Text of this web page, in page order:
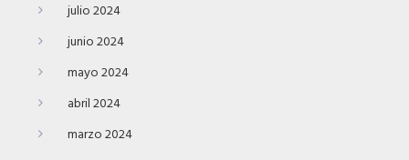
julio 2024
junio 2024
mayo 2024
abril 2024
marzo 2024